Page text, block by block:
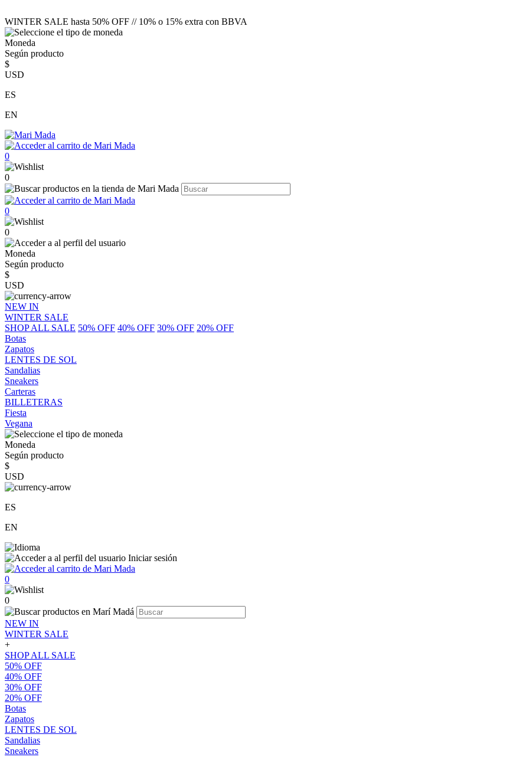
WINTER SALE hasta 50% OFF // 10% o 15% extra con BBVA
Moneda
Según producto
$
USD
ES
EN
0
0
0
0
Moneda
Según producto
$
USD
NEW IN
WINTER SALE
SHOP ALL SALE 50% OFF 40% OFF 30% OFF 20% OFF
Botas
Zapatos
LENTES DE SOL
Sandalias
Sneakers
Carteras
BILLETERAS
Fiesta
Vegana
Moneda
Según producto
$
USD
ES
EN
Iniciar sesión
0
0
NEW IN
WINTER SALE
+
SHOP ALL SALE
50% OFF
40% OFF
30% OFF
20% OFF
Botas
Zapatos
LENTES DE SOL
Sandalias
Sneakers